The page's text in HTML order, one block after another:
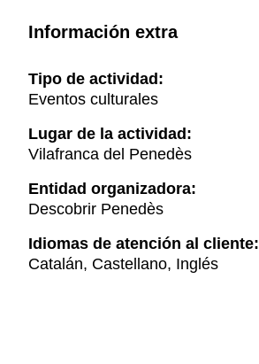
Información extra
Tipo de actividad:
Eventos culturales
Lugar de la actividad:
Vilafranca del Penedès
Entidad organizadora:
Descobrir Penedès
Idiomas de atención al cliente:
Catalán, Castellano, Inglés